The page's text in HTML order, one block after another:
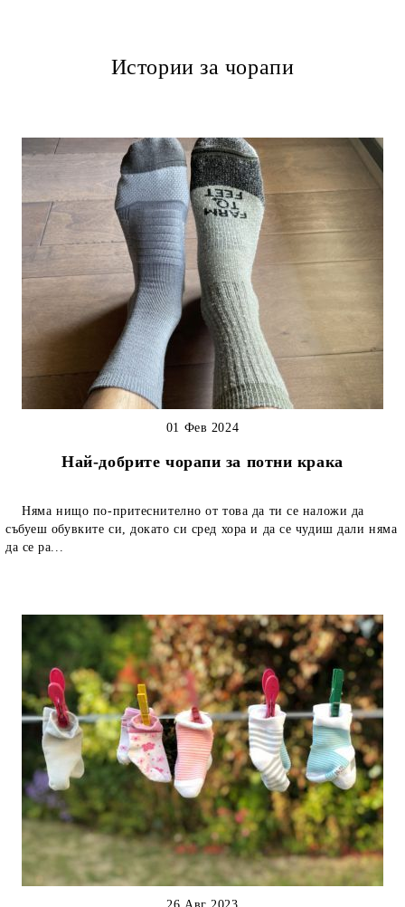
Истории за чорапи
Най-добрите чорапи за потни крака
01 Фев 2024
Няма нищо по-притеснително от това да ти се наложи да
събуеш обувките си, докато си сред хора и да се чудиш дали няма
да се ра...